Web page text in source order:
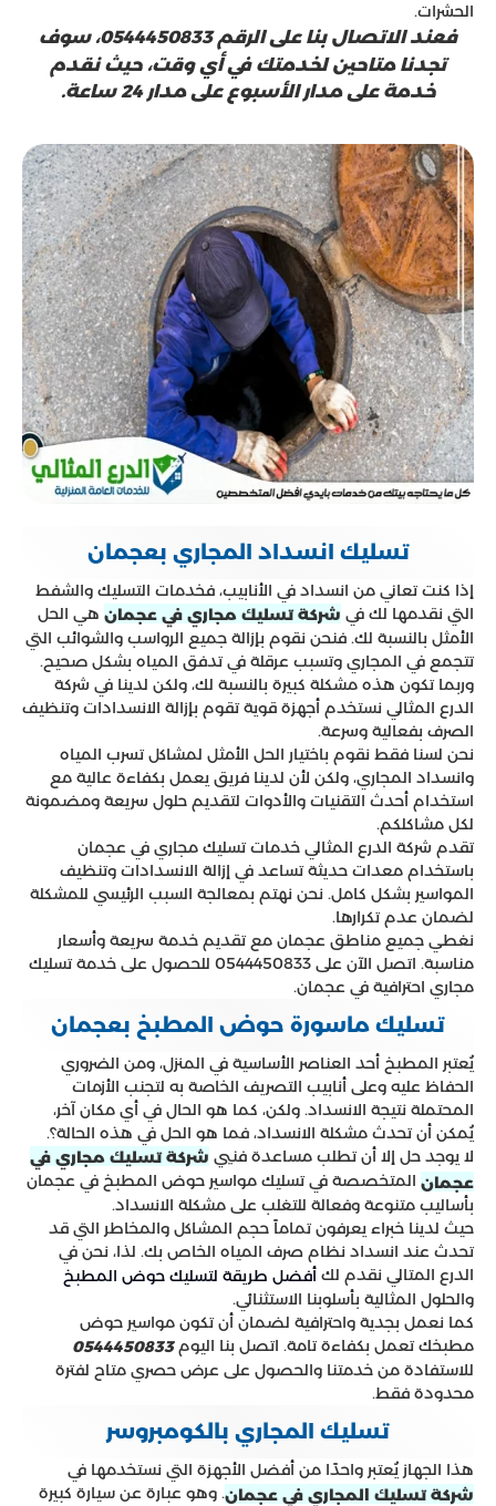
الحشرات.
فعند الاتصال بنا على الرقم 0544450833، سوف
تجدنا متاحين لخدمتك في أي وقت، حيث نقدم
خدمة على مدار الأسبوع على مدار 24 ساعة.
تسليك انسداد المجاري بعجمان
إذا كنت تعاني من انسداد في الأنابيب، فخدمات التسليك والشفط
التي نقدمها لك في شركة تسليك مجاري في عجمان هي الحل
الأمثل بالنسبة لك. فنحن نقوم بإزالة جميع الرواسب والشوائب التي
تتجمع في المجاري وتسبب عرقلة في تدفق المياه بشكل صحيح.
وربما تكون هذه مشكلة كبيرة بالنسبة لك، ولكن لدينا في شركة
الدرع المثالي نستخدم أجهزة قوية تقوم بإزالة الانسدادات وتنظيف
الصرف بفعالية وسرعة.
نحن لسنا فقط نقوم باختيار الحل الأمثل لمشاكل تسرب المياه
وانسداد المجاري، ولكن لأن لدينا فريق يعمل بكفاءة عالية مع
استخدام أحدث التقنيات والأدوات لتقديم حلول سريعة ومضمونة
لكل مشاكلكم.
تقدم شركة الدرع المثالي خدمات تسليك مجاري في عجمان
باستخدام معدات حديثة تساعد في إزالة الانسدادات وتنظيف
المواسير بشكل كامل. نحن نهتم بمعالجة السبب الرئيسي للمشكلة
لضمان عدم تكرارها.
نغطي جميع مناطق عجمان مع تقديم خدمة سريعة وأسعار
مناسبة. اتصل الآن على 0544450833 للحصول على خدمة تسليك
مجاري احترافية في عجمان.
تسليك ماسورة حوض المطبخ بعجمان
يُعتبر المطبخ أحد العناصر الأساسية في المنزل، ومن الضروري
الحفاظ عليه وعلى أنابيب التصريف الخاصة به لتجنب الأزمات
المحتملة نتيجة الانسداد. ولكن، كما هو الحال في أي مكان آخر،
يُمكن أن تحدث مشكلة الانسداد، فما هو الحل في هذه الحالة؟.
لا يوجد حل إلا أن تطلب مساعدة فنيي شركة تسليك مجاري في
عجمان المتخصصة في تسليك مواسير حوض المطبخ في عجمان
بأساليب متنوعة وفعالة للتغلب على مشكلة الانسداد.
حيث لدينا خبراء يعرفون تماماً حجم المشاكل والمخاطر التي قد
تحدث عند انسداد نظام صرف المياه الخاص بك. لذا، نحن في
الدرع المتالي نقدم لك أفضل طريقة لتسليك حوض المطبخ
والحلول المثالية بأسلوبنا الاستثنائي.
كما نعمل بجدية واحترافية لضمان أن تكون مواسير حوض
مطبخك تعمل بكفاءة تامة. اتصل بنا اليوم0544450833
للاستفادة من خدمتنا والحصول على عرض حصري متاح لفترة
محدودة فقط.
تسليك المجاري بالكومبروسر
هذا الجهاز يُعتبر واحدًا من أفضل الأجهزة التي نستخدمها في
شركة تسليك المجاري في عجمان. وهو عبارة عن سيارة كبيرة